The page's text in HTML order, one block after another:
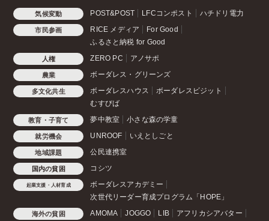
気候変動 POST&POST LFCコンポスト ハチドリ電力
市民参画 RICE メディア
For Good
ふるさと納税 for Good
人権 ZERO PC アノサポ
農業 ボーダレス・グリーンズ
多文化共生 ボーダレスハウス
ボーダレスビジット
むすびば
教育・子育て 夢中教室 小さな森の学童
就労機会 UNROOF いえとしごと
地域課題 公民連携室
国内の貧困 コシツ
起業支援・人材育成
ボーダレスアカデミー
次世代リーダー育成プログラム「HOPE」
海外の貧困 AMOMA JOGGO LIB
アフリカシアバター